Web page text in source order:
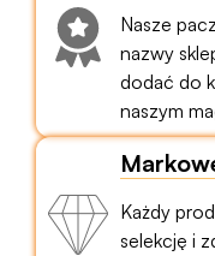
Nasze
nazwy
dodać do
naszym
Każdy
selekcję i